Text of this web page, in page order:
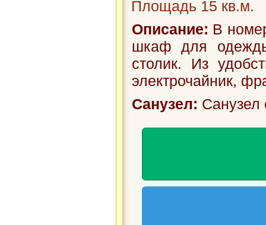
Площадь 15 кв.м.
Описание: В
шкаф для
столик. Из
электрочайник,
Санузел: